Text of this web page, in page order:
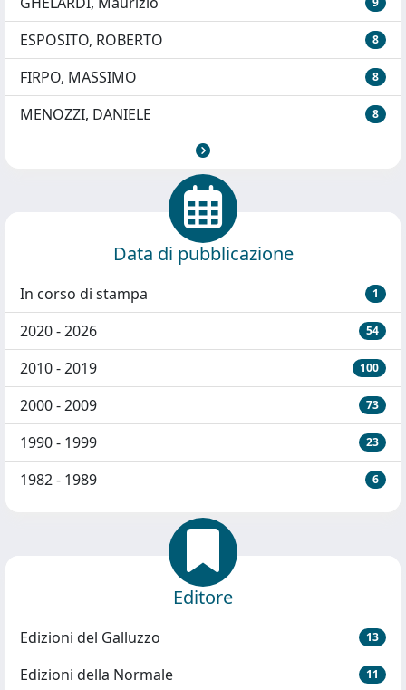
ESPOSITO, ROBERTO 8
FIRPO, MASSIMO 8
MENOZZI, DANIELE 8
Data di pubblicazione
In corso di stampa 1
2020 - 2026 54
2010 - 2019 100
2000 - 2009 73
1990 - 1999 23
1982 - 1989 6
Editore
Edizioni del Galluzzo 13
Edizioni della Normale 11